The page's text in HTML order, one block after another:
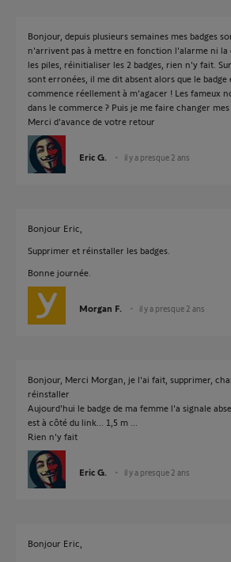
Bonjour, depuis plusieurs semaines mes badges
n'arrivent pas à mettre en fonction l'alarme ni la
les piles, réinitialiser les 2 badges, rien n'y fait.
sont erronées, il me dit absent alors que le badge
commence réellement à m'agacer ! Les fameux
dans le commerce ? Puis je me faire changer mes
Merci d'avance de votre retour
Eric G. il y a presque 2 ans
Bonjour Eric,
Supprimer et réinstaller les badges.
Bonne journée.
Morgan F. il y a presque 2 ans
Bonjour, Merci Morgan, je l'ai fait, supprimer,
réinstaller
Aujourd'hui le badge de ma femme l'a signale
est à côté du link... 1,5 m ...
Rien n'y fait
Eric G. il y a presque 2 ans
Bonjour Eric,